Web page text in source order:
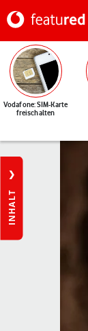
Vodafone: SIM-Karte
freischalten
INHALT